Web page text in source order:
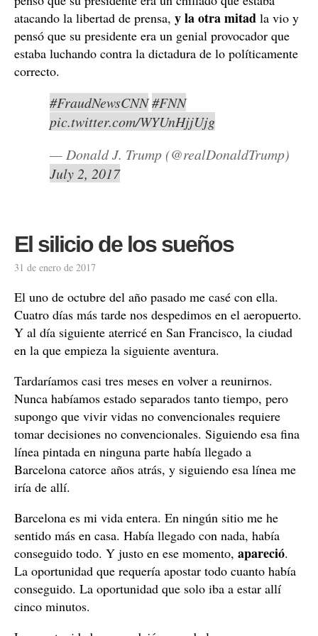
atacando la libertad de prensa, y la otra mitad la vio y
pensó que su presidente era un genial provocador que
estaba luchando contra la dictadura de lo políticamente
correcto.
#FraudNewsCNN #FNN
pic.twitter.com/WYUnHjjUjg
— Donald J. Trump (@realDonaldTrump)
July 2, 2017
El silicio de los sueños
31 de enero de 2017
El uno de octubre del año pasado me casé con ella.
Cuatro días más tarde nos despedimos en el aeropuerto.
Y al día siguiente aterricé en San Francisco, la ciudad
en la que empieza la siguiente aventura.
Tardaríamos casi tres meses en volver a reunirnos.
Nunca habíamos estado separados tanto tiempo, pero
supongo que vivir vidas no convencionales requiere
tomar decisiones no convencionales. Siguiendo esa fina
línea pintada en ninguna parte había llegado a
Barcelona catorce años atrás, y siguiendo esa línea me
iría de allí.
Barcelona es mi vida entera. En ningún sitio me he
sentido más en casa. Había llegado con nada, había
conseguido todo. Y justo en ese momento, apareció.
La oportunidad que requería apostar todo cuanto había
conseguido. La oportunidad que solo iba a estar allí
cinco minutos.